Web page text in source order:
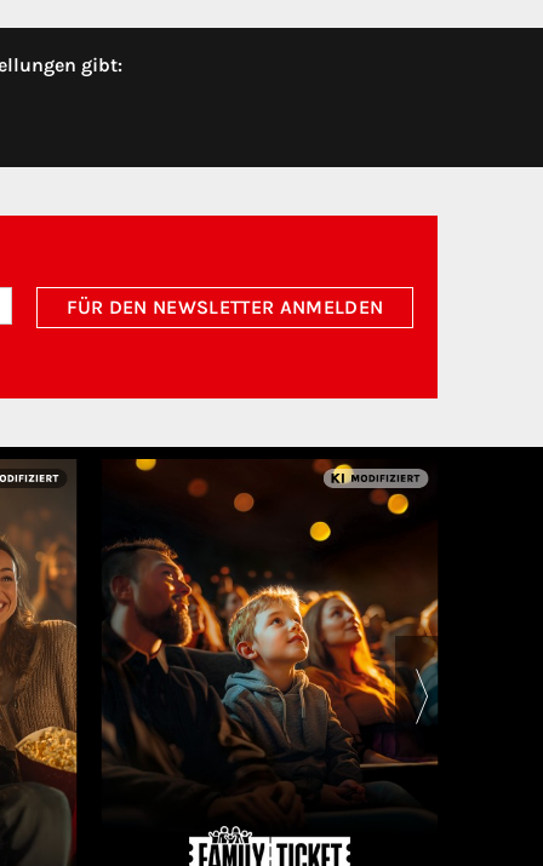
gibt:
FÜR DEN NEWSLETTER ANMELDEN